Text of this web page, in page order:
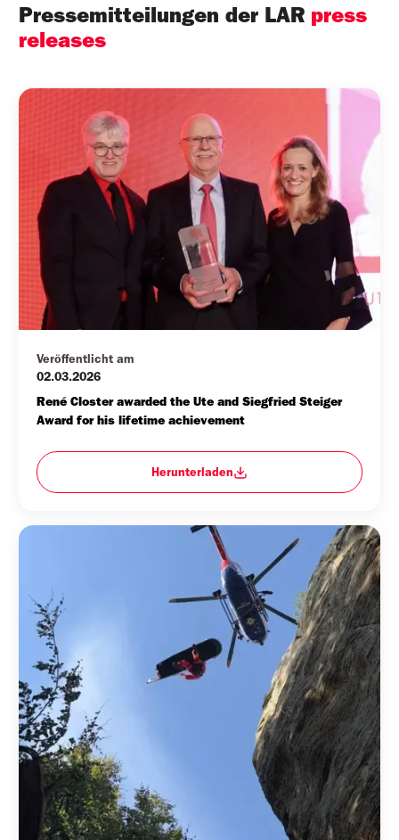
Pressemitteilungen der LAR press
releases
Veröffentlicht am
02.03.2026
René Closter awarded the Ute and Siegfried Steiger
Award for his lifetime achievement
Herunterladen